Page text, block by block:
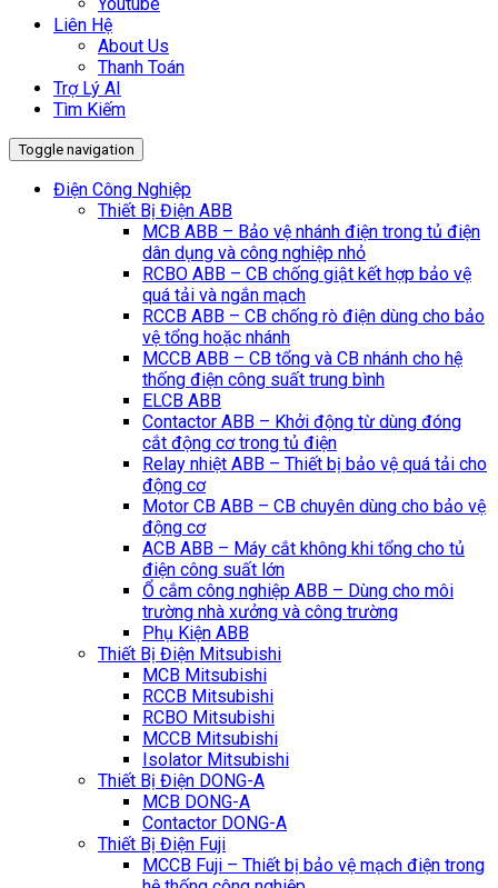
Liên Hệ
About Us
Thanh Toán
Trợ Lý AI
Tìm Kiếm
Toggle navigation
Điện Công Nghiệp
Thiết Bị Điện ABB
MCB ABB – Bảo vệ nhánh điện trong tủ điện
dân dụng và công nghiệp nhỏ
RCBO ABB – CB chống giật kết hợp bảo vệ
quá tải và ngắn mạch
RCCB ABB – CB chống rò điện dùng cho bảo
vệ tổng hoặc nhánh
MCCB ABB – CB tổng và CB nhánh cho hệ
thống điện công suất trung bình
ELCB ABB
Contactor ABB – Khởi động từ dùng đóng
cắt động cơ trong tủ điện
Relay nhiệt ABB – Thiết bị bảo vệ quá tải cho
động cơ
Motor CB ABB – CB chuyên dùng cho bảo vệ
động cơ
ACB ABB – Máy cắt không khi tổng cho tủ
điện công suất lớn
Ổ cắm công nghiệp ABB – Dùng cho môi
trường nhà xưởng và công trường
Phụ Kiện ABB
Thiết Bị Điện Mitsubishi
MCB Mitsubishi
RCCB Mitsubishi
RCBO Mitsubishi
MCCB Mitsubishi
Isolator Mitsubishi
Thiết Bị Điện DONG-A
MCB DONG-A
Contactor DONG-A
Thiết Bị Điện Fuji
MCCB Fuji – Thiết bị bảo vệ mạch điện trong